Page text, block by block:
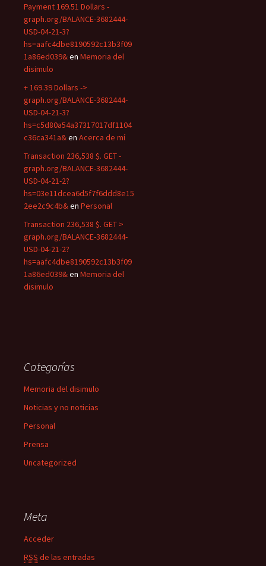
Payment 169.51 Dollars -
graph.org/BALANCE-3682444-
USD-04-21-3?
hs=aafc4dbe8190592c13b3f09
1a86ed039&en Memoria del
disimulo
+ 169.39 Dollars ->
graph.org/BALANCE-3682444-
USD-04-21-3?
hs=c5d80a54a37317017df1104
c36ca341a&en Acerca de mí
Transaction 236,538 $. GET -
graph.org/BALANCE-3682444-
USD-04-21-2?
hs=03e11dcea6d5f7f6ddd8e15
2ee2c9c4b&en Personal
Transaction 236,538 $. GET >
graph.org/BALANCE-3682444-
USD-04-21-2?
hs=aafc4dbe8190592c13b3f09
1a86ed039&en Memoria del
disimulo
Categorías
Memoria del disimulo
Noticias y no noticias
Personal
Prensa
Uncategorized
Meta
Acceder
RSS de las entradas